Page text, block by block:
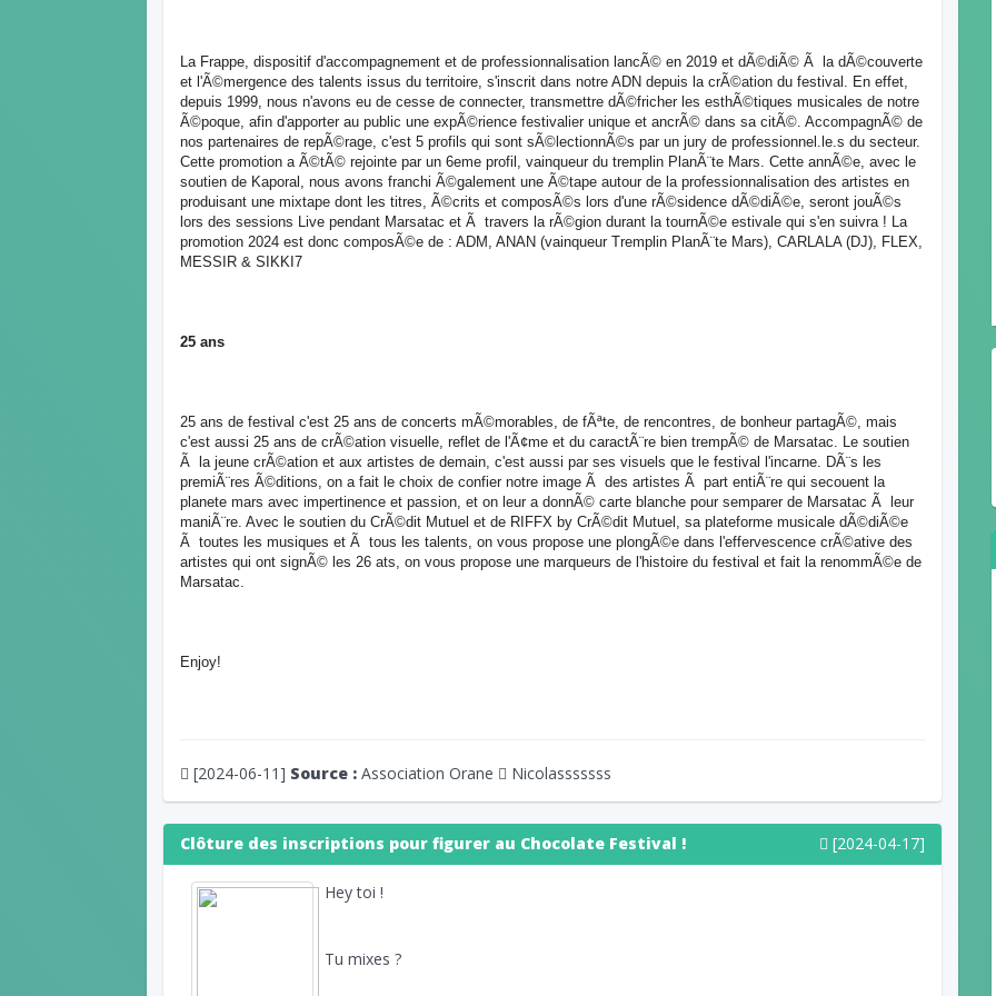
La Frappe, dispositif d'accompagnement et de professionnalisation lancÃ© en 2019 et dÃ©diÃ© Ã la dÃ©couverte
et l'Ã©mergence des talents issus du territoire, s'inscrit dans notre ADN depuis la crÃ©ation du festival. En effet,
depuis 1999, nous n'avons eu de cesse de connecter, transmettre dÃ©fricher les esthÃ©tiques musicales de notre
Ã©poque, afin d'apporter au public une expÃ©rience festivalier unique et ancrÃ© dans sa citÃ©. AccompagnÃ© de
nos partenaires de repÃ©rage, c'est 5 profils qui sont sÃ©lectionnÃ©s par un jury de professionnel.le.s du secteur.
Cette promotion a Ã©tÃ© rejointe par un 6eme profil, vainqueur du tremplin PlanÃ¨te Mars. Cette annÃ©e, avec le
soutien de Kaporal, nous avons franchi Ã©galement une Ã©tape autour de la professionnalisation des artistes en
produisant une mixtape dont les titres, Ã©crits et composÃ©s lors d'une rÃ©sidence dÃ©diÃ©e, seront jouÃ©s
lors des sessions Live pendant Marsatac et Ã travers la rÃ©gion durant la tournÃ©e estivale qui s'en suivra ! La
promotion 2024 est donc composÃ©e de : ADM, ANAN (vainqueur Tremplin PlanÃ¨te Mars), CARLALA (DJ), FLEX,
MESSIR & SIKKI7
25 ans
25 ans de festival c'est 25 ans de concerts mÃ©morables, de fÃªte, de rencontres, de bonheur partagÃ©, mais
c'est aussi 25 ans de crÃ©ation visuelle, reflet de l'Ã¢me et du caractÃ¨re bien trempÃ© de Marsatac. Le soutien
Ã la jeune crÃ©ation et aux artistes de demain, c'est aussi par ses visuels que le festival l'incarne. DÃ¨s les
premiÃ¨res Ã©ditions, on a fait le choix de confier notre image Ã des artistes Ã part entiÃ¨re qui secouent la
planete mars avec impertinence et passion, et on leur a donnÃ© carte blanche pour semparer de Marsatac Ã leur
maniÃ¨re. Avec le soutien du CrÃ©dit Mutuel et de RIFFX by CrÃ©dit Mutuel, sa plateforme musicale dÃ©diÃ©e
Ã toutes les musiques et Ã tous les talents, on vous propose une plongÃ©e dans l'effervescence crÃ©ative des
artistes qui ont signÃ© les 26 ats, on vous propose une marqueurs de l'histoire du festival et fait la renommÃ©e de
Marsatac.
Enjoy!
[2024-06-11] Source : Association Orane Nicolasssssss
Clôture des inscriptions pour figurer au Chocolate Festival ! [2024-04-17]
Hey toi !
Tu mixes ?